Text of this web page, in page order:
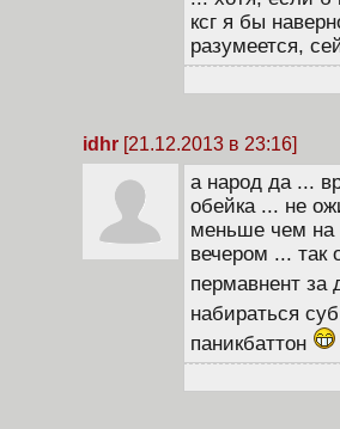
ксг я бы
разумеется,
idhr [21.12.2013 в 23:16]
а народ да ...
обейка ... не
меньше чем на
вечером ... так
пермавнент
набираться
паникбаттон